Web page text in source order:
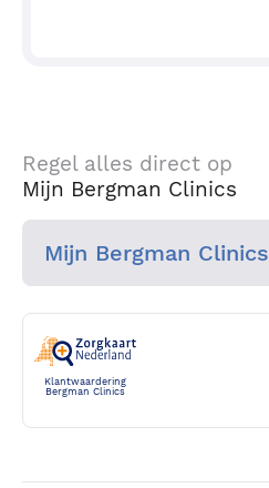
Regel alles direct op
Mijn Bergman Clinics
Mijn Bergman Clinics
Klantwaardering
Bergman Clinics